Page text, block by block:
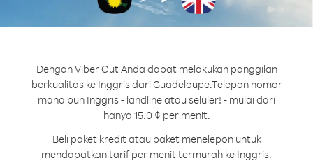
Dengan Viber Out Anda dapat melakukan panggilan
berkualitas ke Inggris dari Guadeloupe.Telepon nomor
mana pun Inggris - landline atau seluler! - mulai dari
hanya 15.0 ¢ per menit.
Beli paket kredit atau paket menelepon untuk
mendapatkan tarif per menit termurah ke Inggris.